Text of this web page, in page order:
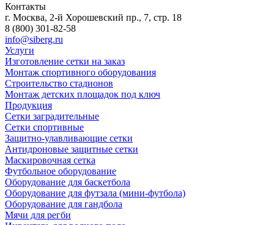
Контакты
г. Москва, 2-й Хорошевский пр., 7, стр. 18
8 (800) 301-82-58
info@siberg.ru
Услуги
Изготовление сетки на заказ
Монтаж спортивного оборудования
Строительство стадионов
Монтаж детских площадок под ключ
Продукция
Сетки заградительные
Сетки спортивные
Защитно-улавливающие сетки
Антидроновые защитные сетки
Маскировочная сетка
Футбольное оборудование
Оборудование для баскетбола
Оборудование для футзала (мини-футбола)
Оборудование для гандбола
Мячи для регби